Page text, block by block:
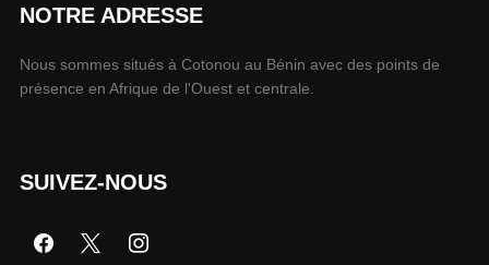
NOTRE ADRESSE
Nous sommes situés à Cotonou au Bénin avec des points de
présence en Afrique de l'Ouest et centrale.
SUIVEZ-NOUS